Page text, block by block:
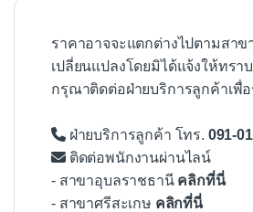
ราคาอาจจะแตกต่างไปตามสาข
เปลี่ยนแปลงโดยมิได้แจ้งให้ทรา
กรุณาติดต่อฝ่ายบริการลูกค้าเพื่
ฝ่ายบริการลูกค้า โทร. 091-
ติดต่อพนักงานผ่านไลน์
- สาขาอุบลราชธานี คลิกที่นี่
- สาขาศรีสะเกษ คลิกที่นี่